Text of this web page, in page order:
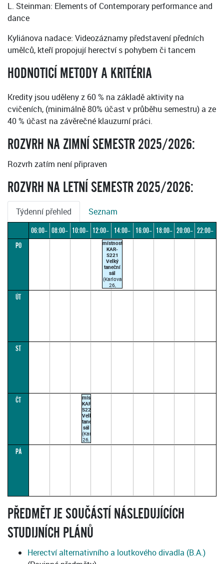
L. Steinman: Elements of Contemporary performance and
dance
Kyliánova nadace: Videozáznamy představení předních
umělců, kteří propojují herectví s pohybem či tancem
HODNOTICÍ METODY A KRITÉRIA
Kredity jsou uděleny z 60 % na základě aktivity na
cvičeních, (minimálně 80% účast v průběhu semestru) a ze
40 % účast na závěrečné klauzurní práci.
ROZVRH NA ZIMNÍ SEMESTR 2025/2026:
Rozvrh zatím není připraven
ROZVRH NA LETNÍ SEMESTR 2025/2026:
Týdenní přehled Seznam
06:00– 08:00– 10:00– 12:00–
14:00
14:00–
16:00
16:00– 18:00– 20:00– 22:00–
PO
místnost
KAR-
S221
Velký
taneční
sál
(Karlova
26,
Praha 1)
ÚT
ST
ČT
místnost
KAR-
S221
Velký
taneční
sál
(Karlova
26,
Praha
PÁ
PŘEDMĚT JE SOUČÁSTÍ NÁSLEDUJÍCÍCH
STUDIJNÍCH PLÁNŮ
Herectví alternativního a loutkového divadla (B.A.)